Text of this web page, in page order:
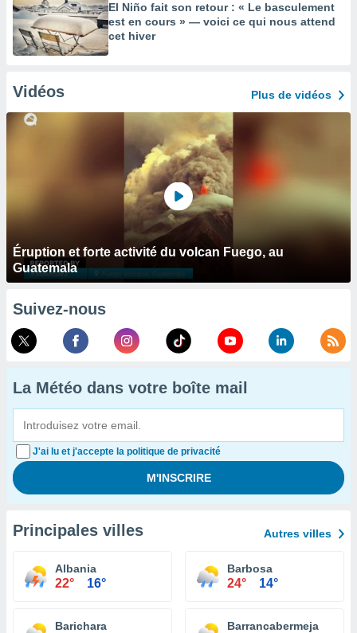
El Niño fait son retour : « Le basculement
est en cours » — voici ce qui nous attend
cet hiver
Vidéos Plus de vidéos
Éruption et forte activité du volcan Fuego, au
Guatemala
Suivez-nous
La Météo dans votre boîte mail
J'ai lu et j'accepte la politique de privacité
Principales villes Autres villes
Albania
22° 16°
Barbosa
24° 14°
Barichara Barrancabermeja